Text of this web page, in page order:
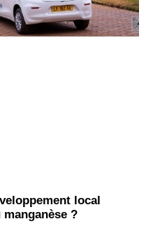
local
?